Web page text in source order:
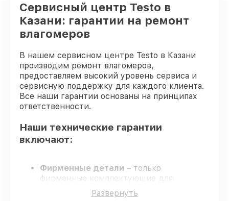
Сервисный центр Testo в
Казани: гарантии на ремонт
влагомеров
В нашем сервисном центре Testo в Казани
производим ремонт влагомеров,
предоставляем высокий уровень сервиса и
сервисную поддержку для каждого клиента.
Все наши гарантии основаны на принципах
ответственности.
Наши технические гарантии
включают:
Фирменные детали – только
фирменные комплектующие для
восстановления влагомеров.
Опытные мастера– проверенные
Развернуть